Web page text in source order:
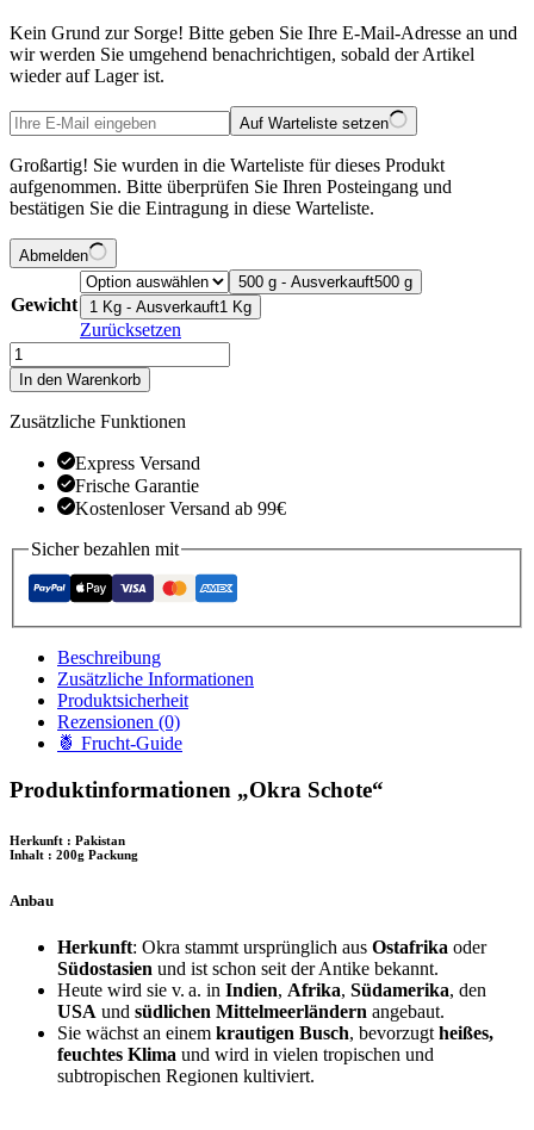
Kein Grund zur Sorge! Bitte geben Sie Ihre E-Mail-Adresse an und
wir werden Sie umgehend benachrichtigen, sobald der Artikel
wieder auf Lager ist.
Auf Warteliste setzen
Großartig! Sie wurden in die Warteliste für dieses Produkt
aufgenommen. Bitte überprüfen Sie Ihren Posteingang und
bestätigen Sie die Eintragung in diese Warteliste.
Abmelden
Gewicht
500 g - Ausverkauft500 g
1 Kg - Ausverkauft1 Kg
Zurücksetzen
Okra
Schote
Menge
In den Warenkorb
Zusätzliche Funktionen
Express Versand
Frische Garantie
Kostenloser Versand ab 99€
Sicher bezahlen mit
Beschreibung
Zusätzliche Informationen
Produktsicherheit
Rezensionen (0)
🍍 Frucht-Guide
Produktinformationen „Okra Schote“
Herkunft : Pakistan
Inhalt : 200g Packung
Anbau
Herkunft: Okra stammt ursprünglich aus Ostafrika oder
Südostasien und ist schon seit der Antike bekannt.
Heute wird sie v. a. in Indien, Afrika, Südamerika, den
USA und südlichen Mittelmeerländern angebaut.
Sie wächst an einem krautigen Busch, bevorzugt heißes,
feuchtes Klima und wird in vielen tropischen und
subtropischen Regionen kultiviert.